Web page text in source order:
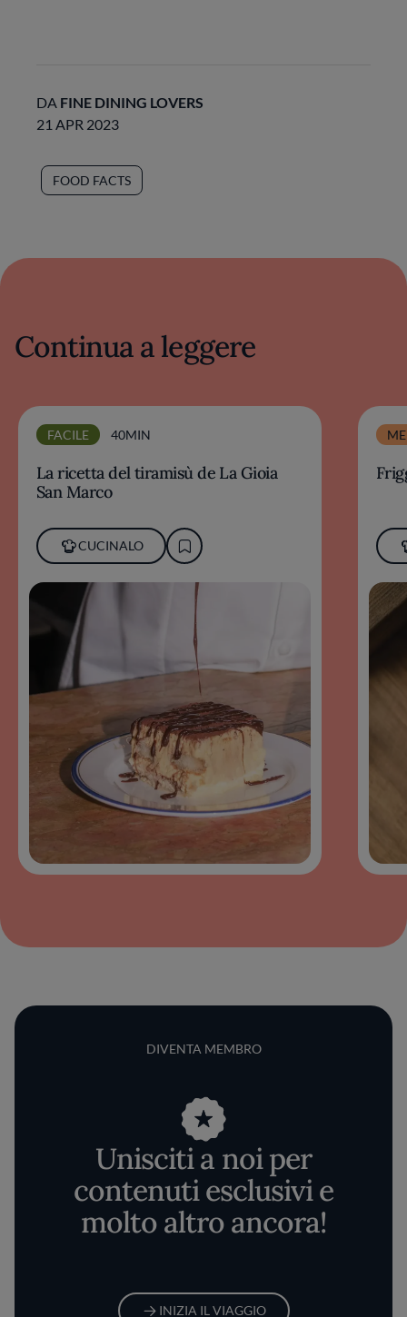
DA FINE DINING LOVERS
21 APR 2023
FOOD FACTS
Continua a leggere
FACILE 40MIN
La ricetta del tiramisù de La Gioia
San Marco
CUCINALO
DIVENTA MEMBRO
Unisciti a noi per
contenuti esclusivi e
molto altro ancora!
INIZIA IL VIAGGIO